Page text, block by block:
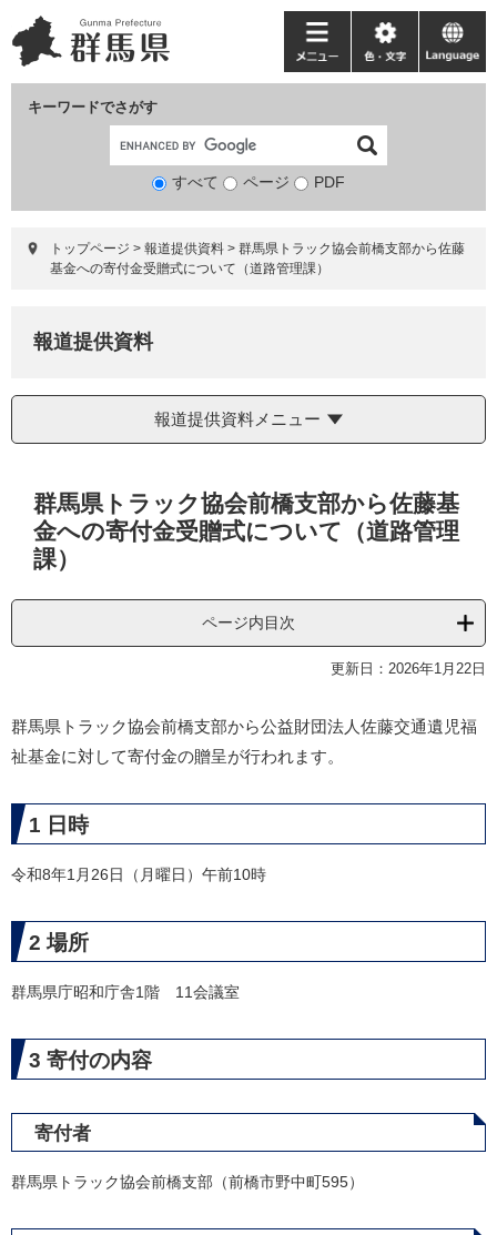
ー
ジ
ニ
ュ
て
キーワードでさがす
検
象
すべて ページ PDF
メ
ニ
ー
色・
文
language
トップページ > 報道提供資料 > 群馬県トラック協会前橋支部から佐藤
基金への寄付金受贈式について（道路管理課）
報道提供資料
報道提供資料メニュー
群馬県トラック協会前橋支部から佐藤基
金への寄付金受贈式について（道路管理
課）
ページ内目次
更新日：2026年1月22日
群馬県トラック協会前橋支部から公益財団法人佐藤交通遺児福
祉基金に対して寄付金の贈呈が行われます。
1 日時
令和8年1月26日（月曜日）午前10時
2 場所
群馬県庁昭和庁舎1階 11会議室
3 寄付の内容
寄付者
群馬県トラック協会前橋支部（前橋市野中町595）